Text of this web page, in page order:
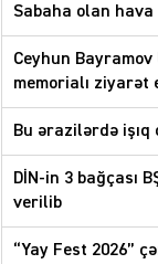
Sabaha olan hava
Ceyhun
memorialı ziyarət
Bu ərazilərdə işıq
DİN-in 3 bağçası
verilib
“Yay Fest 2026”